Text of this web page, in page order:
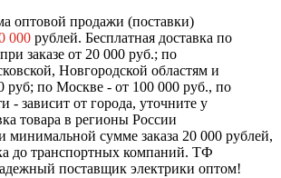
оптовой продажи (поставки)
000 рублей. Бесплатная доставка по
заказе от 20 000 руб.; по
Новгородской областям и
руб; по Москве - от 100 000 руб., по
- зависит от города, уточните у
товара в регионы России
минимальной сумме заказа 20 000 рублей,
до транспортных компаний. ТФ
поставщик электрики оптом!